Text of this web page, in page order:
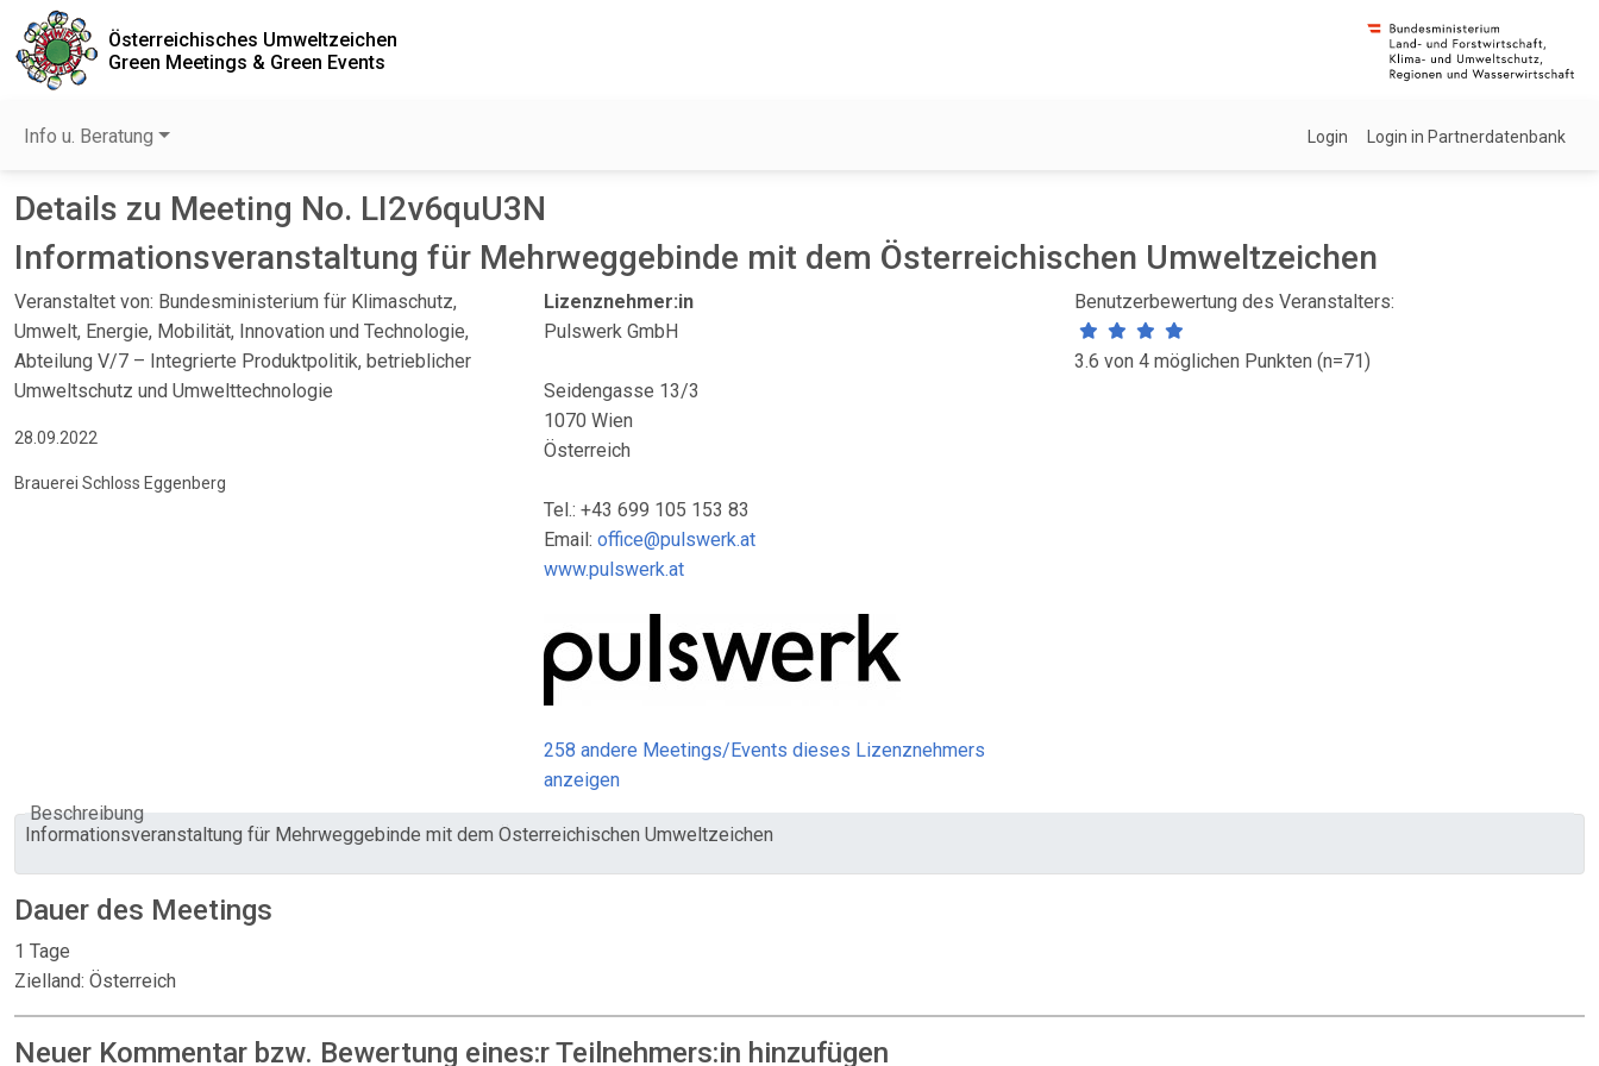
Österreichisches Umweltzeichen
Green Meetings & Green Events
Info u. Beratung Login Login in Partnerdatenbank
Details zu Meeting No. LI2v6quU3N
Informationsveranstaltung für Mehrweggebinde mit dem Österreichischen Umweltzeichen
Veranstaltet von: Bundesministerium für Klimaschutz,
Umwelt, Energie, Mobilität, Innovation und Technologie,
Abteilung V/7 – Integrierte Produktpolitik, betrieblicher
Umweltschutz und Umwelttechnologie
28.09.2022
Brauerei Schloss Eggenberg
Lizenznehmer:in
Pulswerk GmbH
Seidengasse 13/3
1070 Wien
Österreich
Tel.: +43 699 105 153 83
Email:office@pulswerk.at
www.pulswerk.at
258 andere Meetings/Events dieses Lizenznehmers
anzeigen
Benutzerbewertung des Veranstalters:
3.6 von 4 möglichen Punkten (n=71)
Beschreibung
Informationsveranstaltung für Mehrweggebinde mit dem Österreichischen Umweltzeichen
Dauer des Meetings
1 Tage
Zielland: Österreich
Neuer Kommentar bzw. Bewertung eines:r Teilnehmers:in hinzufügen